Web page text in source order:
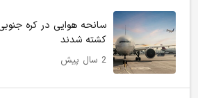
سانحه هوایی در کره
کشته شدند
2 سال پیش